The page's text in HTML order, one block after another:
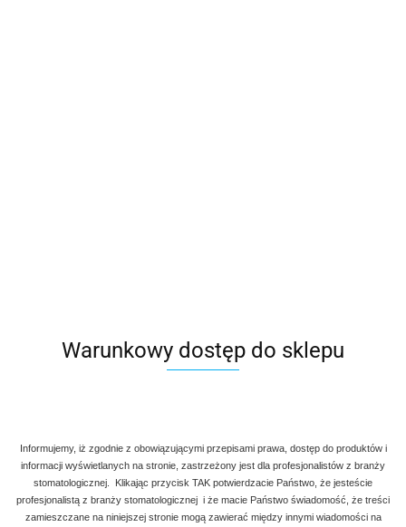
Warunkowy dostęp do sklepu
Informujemy, iż zgodnie z obowiązującymi przepisami prawa, dostęp do produktów i
informacji wyświetlanych na stronie, zastrzeżony jest dla profesjonalistów z branży
stomatologicznej. Klikając przycisk TAK potwierdzacie Państwo, że jesteście
profesjonalistą z branży stomatologicznej i że macie Państwo świadomość, że treści
zamieszczane na niniejszej stronie mogą zawierać między innymi wiadomości na